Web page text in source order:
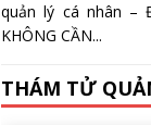
quản lý cá nhân
KHÔNG CẦN...
THÁM TỬ